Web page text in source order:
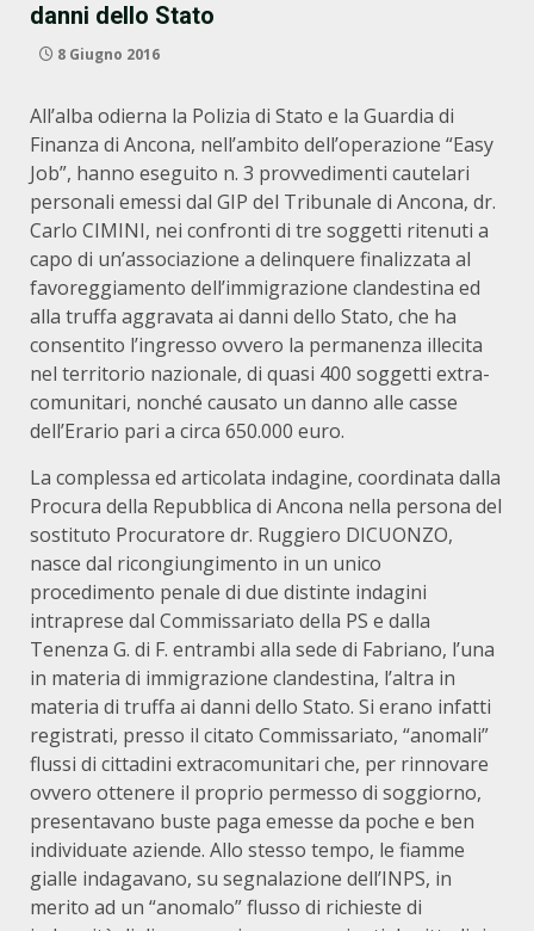
danni dello Stato
8 Giugno 2016
All’alba odierna la Polizia di Stato e la Guardia di
Finanza di Ancona, nell’ambito dell’operazione “Easy
Job”, hanno eseguito n. 3 provvedimenti cautelari
personali emessi dal GIP del Tribunale di Ancona, dr.
Carlo CIMINI, nei confronti di tre soggetti ritenuti a
capo di un’associazione a delinquere finalizzata al
favoreggiamento dell’immigrazione clandestina ed
alla truffa aggravata ai danni dello Stato, che ha
consentito l’ingresso ovvero la permanenza illecita
nel territorio nazionale, di quasi 400 soggetti extra-
comunitari, nonché causato un danno alle casse
dell’Erario pari a circa 650.000 euro.
La complessa ed articolata indagine, coordinata dalla
Procura della Repubblica di Ancona nella persona del
sostituto Procuratore dr. Ruggiero DICUONZO,
nasce dal ricongiungimento in un unico
procedimento penale di due distinte indagini
intraprese dal Commissariato della PS e dalla
Tenenza G. di F. entrambi alla sede di Fabriano, l’una
in materia di immigrazione clandestina, l’altra in
materia di truffa ai danni dello Stato. Si erano infatti
registrati, presso il citato Commissariato, “anomali”
flussi di cittadini extracomunitari che, per rinnovare
ovvero ottenere il proprio permesso di soggiorno,
presentavano buste paga emesse da poche e ben
individuate aziende. Allo stesso tempo, le fiamme
gialle indagavano, su segnalazione dell’INPS, in
merito ad un “anomalo” flusso di richieste di